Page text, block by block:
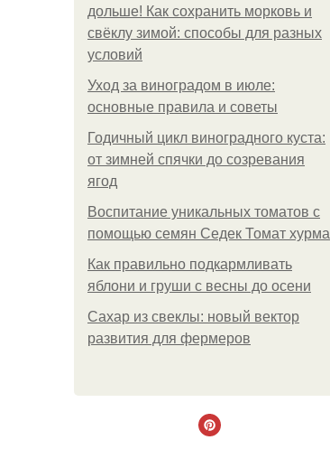
дольше! Как сохранить морковь и
свёклу зимой: способы для разных
условий
Уход за виноградом в июле:
основные правила и советы
Годичный цикл виноградного куста:
от зимней спячки до созревания
ягод
Воспитание уникальных томатов с
помощью семян Седек Томат хурма
Как правильно подкармливать
яблони и груши с весны до осени
Сахар из свеклы: новый вектор
развития для фермеров